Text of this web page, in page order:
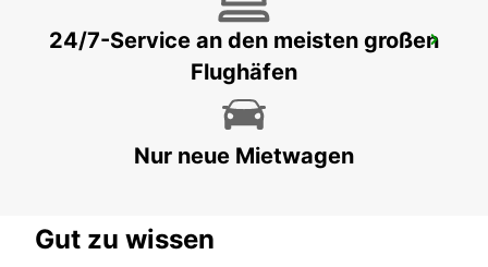
NIORT
24/7-Service an den meisten großen
Flughäfen
Nur neue Mietwagen
Gut zu wissen